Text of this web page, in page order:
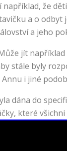
že
a o
a jeho
jít
stále byly
i jiné
dána do
které